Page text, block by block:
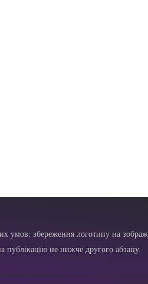
умов: збереження логотипу на
публікацію не нижче другого абзацу.